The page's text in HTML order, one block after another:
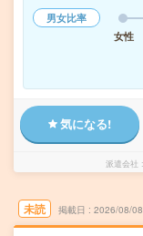
男女比率
女性
気になる!
派遣会社
未読 掲載日 2026/08/08